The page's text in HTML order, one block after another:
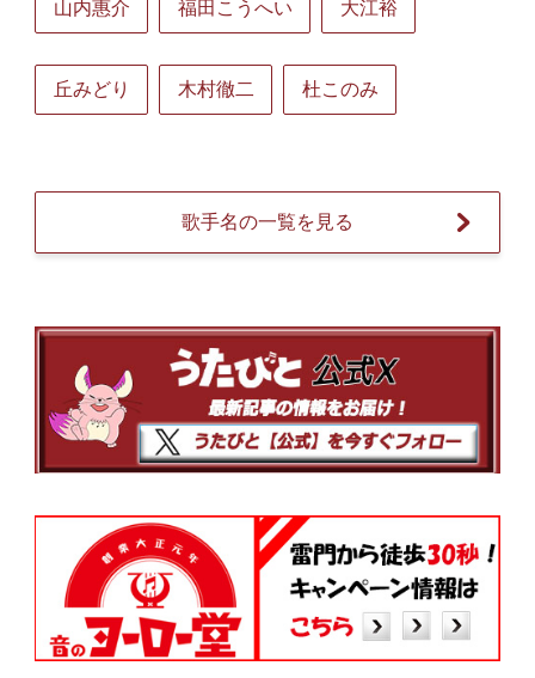
山内惠介 福田こうへい 大江裕
丘みどり 木村徹二 杜このみ
歌手名の一覧を見る